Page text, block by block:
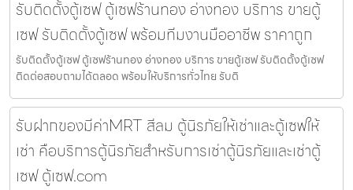
รับติดตั้งตู้เซฟ ตู้เซฟร้านทอง อ่างทอง บริการ ขายตู้
เซฟ รับติดตั้งตู้เซฟ พร้อมทีมงานมืออาชีพ ราคาถูก
รับติดตั้งตู้เซฟ ตู้เซฟร้านทอง อ่างทอง บริการ ขายตู้เซฟ รับติดตั้งตู้เซฟ
ติดต่อสอบถามได้ตลอด พร้อมให้บริการทั่วไทย รับติ
รับฝากของมีค่าMRT สีลม ตู้นิรภัยให้เช่าและตู้เซฟให้
เช่า คือบริการตู้นิรภัยสำหรับการเช่าตู้นิรภัยและเช่าตู้
เซฟ ตู้เซฟ.com